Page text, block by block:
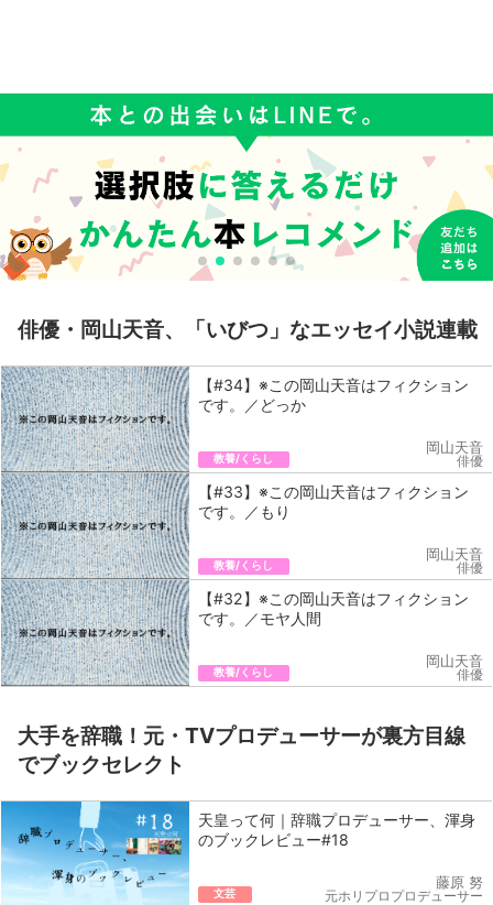
俳優・岡山天音、「いびつ」なエッセイ小説連載
【#34】※この岡山天音はフィクション
です。／どっか
教養/くらし
岡山天音
俳優
【#33】※この岡山天音はフィクション
です。／もり
教養/くらし
岡山天音
俳優
【#32】※この岡山天音はフィクション
です。／モヤ人間
教養/くらし
岡山天音
俳優
大手を辞職！元・TVプロデューサーが裏方目線
でブックセレクト
天皇って何｜辞職プロデューサー、渾身
のブックレビュー#18
文芸
藤原 努
元ホリプロプロデューサー